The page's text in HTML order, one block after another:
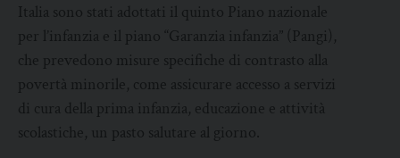
Italia sono stati adottati il quinto Piano nazionale
per l’infanzia e il piano “Garanzia infanzia” (Pangi),
che prevedono misure specifiche di contrasto alla
povertà minorile, come assicurare accesso a servizi
di cura della prima infanzia, educazione e attività
scolastiche, un pasto salutare al giorno.